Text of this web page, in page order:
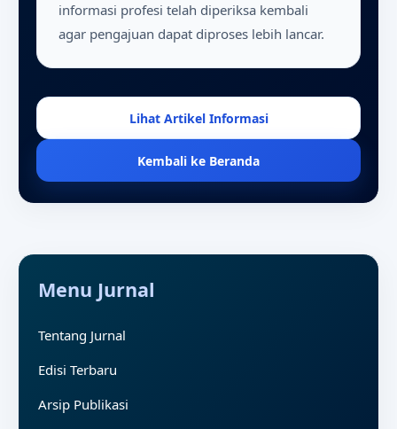
informasi profesi telah diperiksa kembali
agar pengajuan dapat diproses lebih lancar.
Lihat Artikel Informasi
Kembali ke Beranda
Menu Jurnal
Tentang Jurnal
Edisi Terbaru
Arsip Publikasi